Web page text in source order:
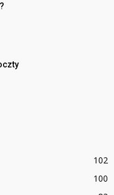
102
100